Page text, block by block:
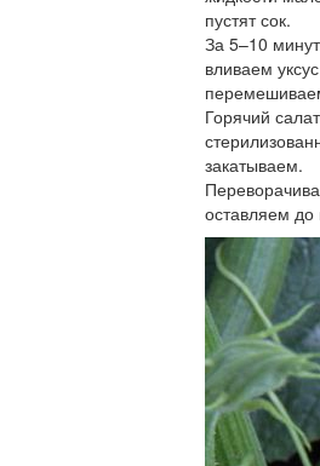
пустят сок.
За 5–10
вливаем
Горячий
закатываем.
оставляем до